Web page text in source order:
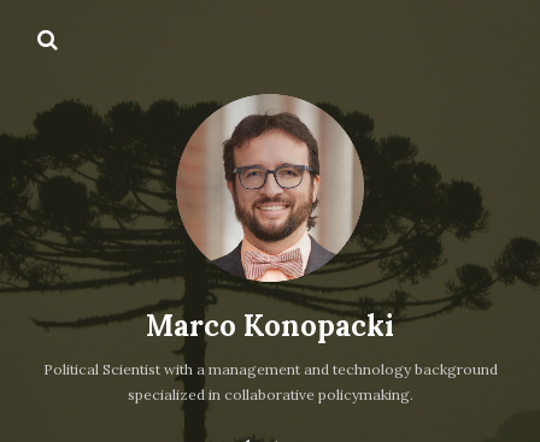
Marco Konopacki
Political Scientist with a management and technology background
specialized in collaborative policymaking.